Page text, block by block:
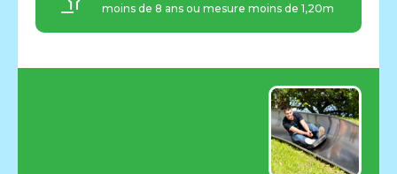
moins de 8 ans ou mesure moins de 1,20m